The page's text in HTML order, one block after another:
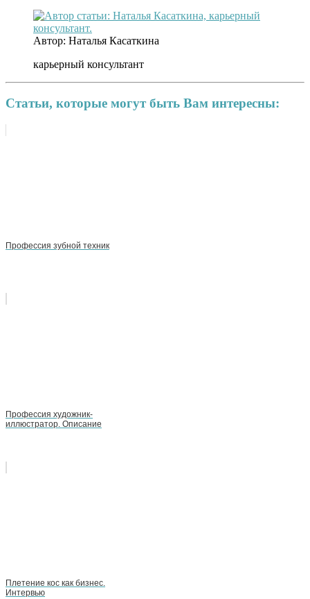
Автор: Наталья Касаткина
карьерный консультант
Статьи, которые могут быть Вам интересны:
Профессия зубной техник
Профессия художник-
иллюстратор. Описание
Плетение кос как бизнес.
Интервью